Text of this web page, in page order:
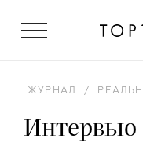
ЖУРНАЛ /
Интервью